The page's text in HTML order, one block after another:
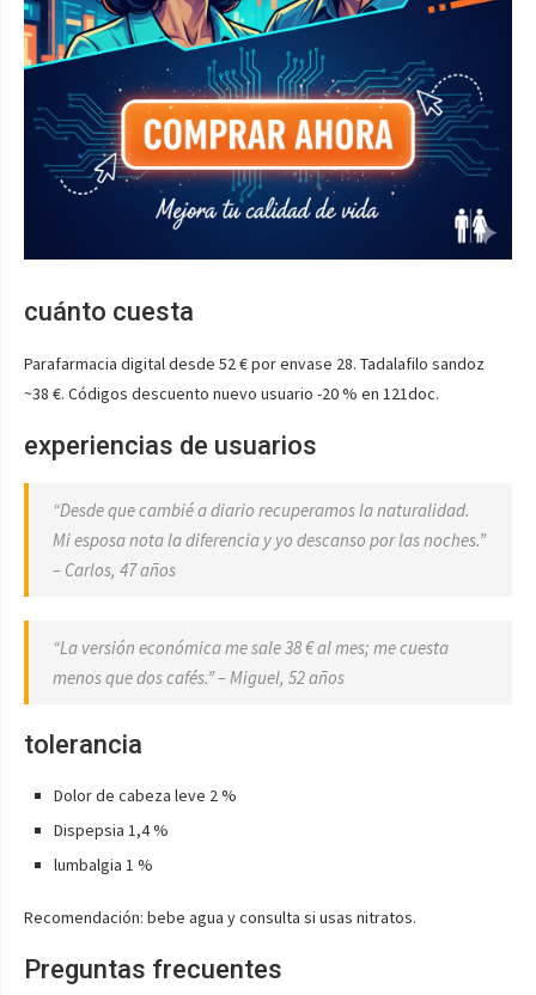
cuánto cuesta
Parafarmacia digital desde 52 € por envase 28. Tadalafilo sandoz
~38 €. Códigos descuento nuevo usuario -20 % en 121doc.
experiencias de usuarios
“Desde que cambié a diario recuperamos la naturalidad.
Mi esposa nota la diferencia y yo descanso por las noches.”
– Carlos, 47 años
“La versión económica me sale 38 € al mes; me cuesta
menos que dos cafés.” – Miguel, 52 años
tolerancia
Dolor de cabeza leve 2 %
Dispepsia 1,4 %
lumbalgia 1 %
Recomendación: bebe agua y consulta si usas nitratos.
Preguntas frecuentes